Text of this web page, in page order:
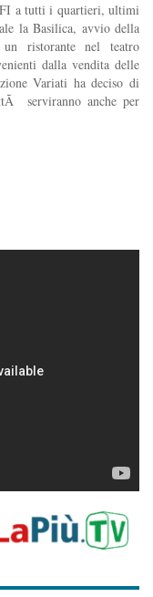
a tutti i quartieri, ultimi
la Basilica, avvio della
ristorante nel teatro
dalla vendita delle
Variati ha deciso di
serviranno anche per